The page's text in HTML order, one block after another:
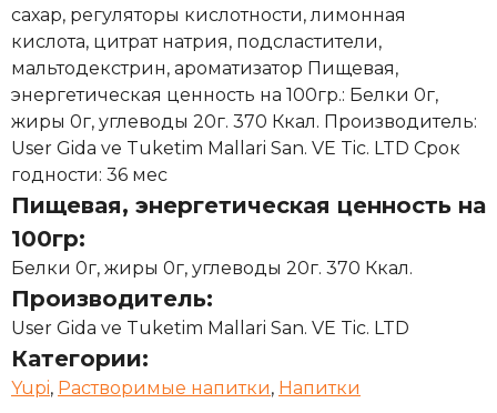
сахар, регуляторы кислотности, лимонная
кислота, цитрат натрия, подсластители,
мальтодекстрин, ароматизатор Пищевая,
энергетическая ценность на 100гр.: Белки 0г,
жиры 0г, углеводы 20г. 370 Ккал. Производитель:
User Gida ve Tuketim Mallari San. VE Tic. LTD Срок
годности: 36 мес
Пищевая, энергетическая ценность на
100гр:
Белки 0г, жиры 0г, углеводы 20г. 370 Ккал.
Производитель:
User Gida ve Tuketim Mallari San. VE Tic. LTD
Категории:
Yupi, Растворимые напитки, Напитки